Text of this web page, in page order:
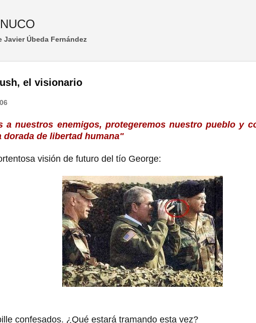
Javier Úbeda Fernández
el visionario
a nuestros enemigos, protegeremos nuestro pueblo y
dorada de libertad humana"
visión de futuro del tío George:
confesados. ¿Qué estará tramando esta vez?